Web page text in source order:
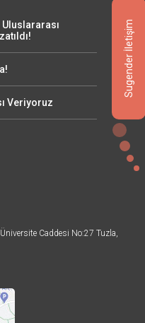
Sugender İletişim
Uluslararası
Veriyoruz
Caddesi No:27 Tuzla,